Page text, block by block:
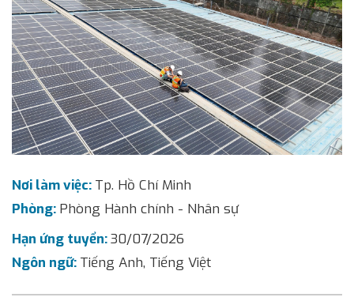
Nơi làm việc: Tp. Hồ Chí Minh
Phòng: Phòng Hành chính - Nhân sự
Hạn ứng tuyển:30/07/2026
Ngôn ngữ: Tiếng Anh, Tiếng Việt